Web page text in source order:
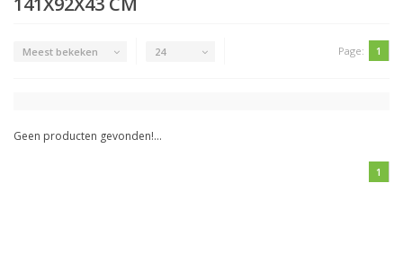
Meest bekeken 24 Page: 1
Geen producten gevonden!...
1